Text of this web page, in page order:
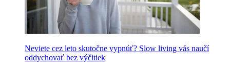
Neviete cez leto skutočne vypnúť? Slow living vás naučí
oddychovať bez výčitiek